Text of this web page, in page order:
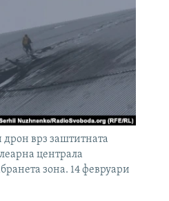
врз заштитната
централа
зона. 14 февруари